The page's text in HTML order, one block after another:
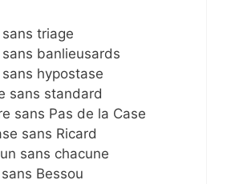
triage
banlieusards
hypostase
sans standard
sans Pas de la Case
sans Ricard
sans chacune
Bessou